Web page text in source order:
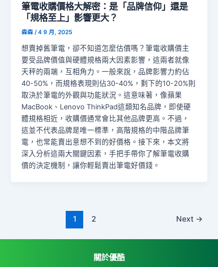
筆電收購價格大解密：是「品牌信仰」還是
「規格至上」影響更大？
森森/4 9 月, 2025
想賣掉舊筆電，卻不知道怎麼估價嗎？筆電收購價主
要受品牌價值與硬體規格兩大因素影響，這兩者就像
天秤的兩端，互相角力。一般來說，品牌影響力約佔
40-50%，而規格表現則佔30-40%，剩下的10-20%則
取決於筆電的外觀與功能狀況。這意味著，像蘋果
MacBook、Lenovo ThinkPad這類知名品牌，即使硬
體規格相近，收購價通常會比其他品牌更高。不過，
這並不代表品牌是唯一標準，高階規格的中階品牌筆
電，也常能賣出意想不到的好價格。接下來，本文將
深入分析這兩大關鍵因素，手把手帶你了解筆電收購
價的決定機制，讓你輕鬆賣出筆電好價錢。
1 2 Next →
關於優酷